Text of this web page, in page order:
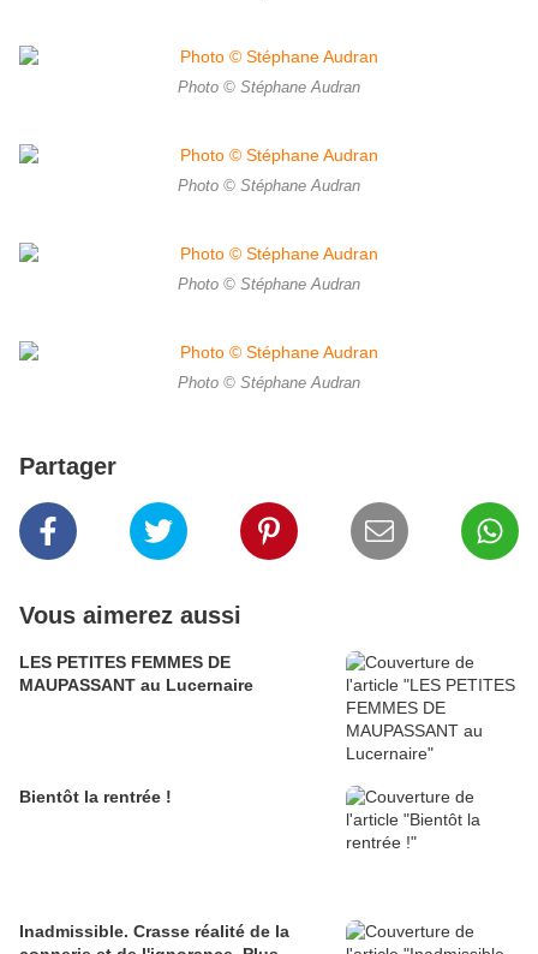
Photo © Stéphane Audran
Photo © Stéphane Audran
Photo © Stéphane Audran
Photo © Stéphane Audran
Partager
Vous aimerez aussi
LES PETITES FEMMES DE
MAUPASSANT au Lucernaire
Bientôt la rentrée !
Inadmissible. Crasse réalité de la